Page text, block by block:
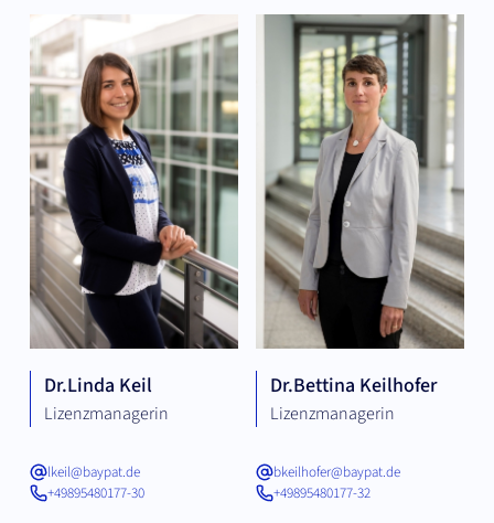
Dr.Linda Keil
Lizenzmanagerin
lkeil@baypat.de
+49895480177-30
Dr.Bettina Keilhofer
Lizenzmanagerin
bkeilhofer@baypat.de
+49895480177-32